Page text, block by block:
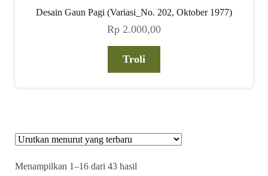
Desain Gaun Pagi (Variasi_No. 202, Oktober 1977)
Rp 2.000,00
Troli
Menampilkan 1–16 dari 43 hasil